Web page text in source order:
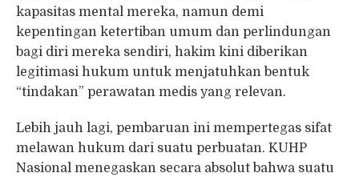
kapasitas mental mereka, namun demi
kepentingan ketertiban umum dan perlindungan
bagi diri mereka sendiri, hakim kini diberikan
legitimasi hukum untuk menjatuhkan bentuk
“tindakan” perawatan medis yang relevan.
Lebih jauh lagi, pembaruan ini mempertegas sifat
melawan hukum dari suatu perbuatan. KUHP
Nasional menegaskan secara absolut bahwa suatu